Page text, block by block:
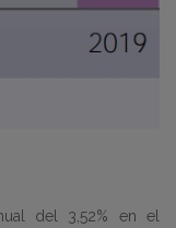
del 3,52% en el